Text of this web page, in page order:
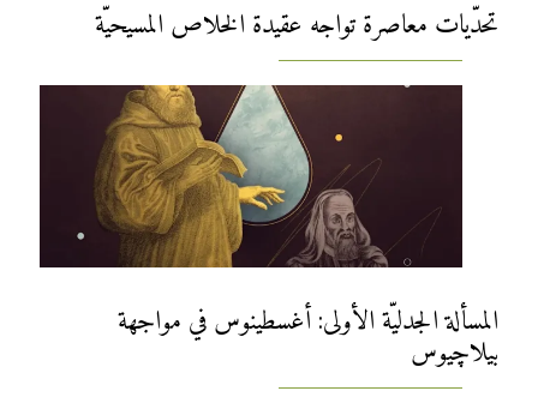
تحدّيات معاصرة تواجه عقيدة الخلاص المسيحيّة
المسألة الجدليّة الأولى: أغسطينوس في مواجهة
بيلاچيوس